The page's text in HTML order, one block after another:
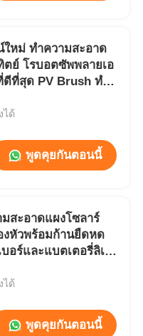
ใหม่ ทําความสะอาด
ตย์ โรบอตซัพพลายเอ
ดีที่สุด PV Brush ทํา
ได้
พูดคุยกันตอนนี้
สะอาดแผงโซลาร์
งหัวพร้อมก้านยืดหด
อร์และแบตเตอรี่ลิเธี
ทำความสะอาดเซลล์
างมีประสิทธิภาพ
ได้
พูดคุยกันตอนนี้